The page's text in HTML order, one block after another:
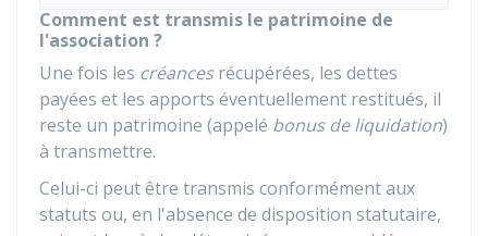
Comment est transmis le patrimoine de
l'association ?
Une fois les créancesrécupérées, les dettes
payées et les apports éventuellement restitués, il
reste un patrimoine (appelé bonus de liquidation)
à transmettre.
Celui-ci peut être transmis conformément aux
statuts ou, en l'absence de disposition statutaire,